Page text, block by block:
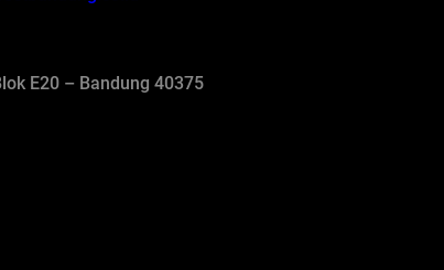
E20 – Bandung 40375